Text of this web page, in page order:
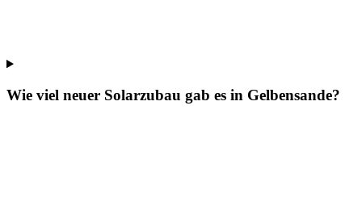
Wie viel neuer Solarzubau gab es in Gelbensande?